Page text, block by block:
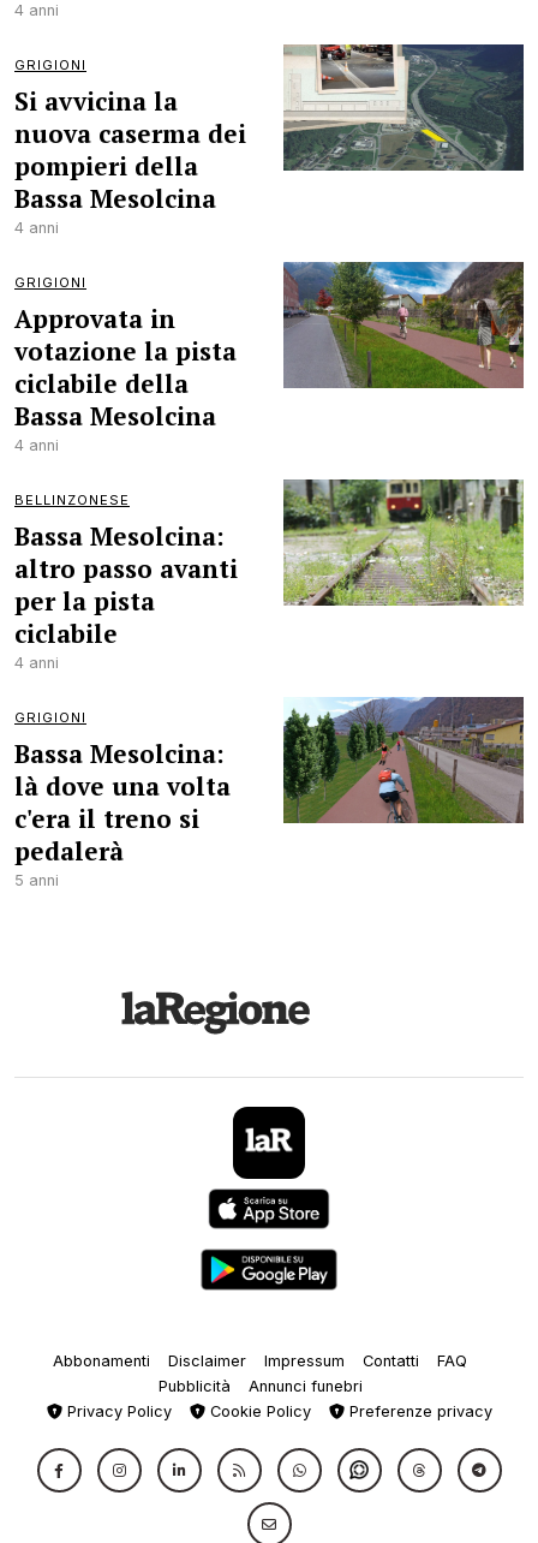
4 anni
GRIGIONI
Si avvicina la
nuova caserma dei
pompieri della
Bassa Mesolcina
4 anni
GRIGIONI
Approvata in
votazione la pista
ciclabile della
Bassa Mesolcina
4 anni
BELLINZONESE
Bassa Mesolcina:
altro passo avanti
per la pista
ciclabile
4 anni
GRIGIONI
Bassa Mesolcina:
là dove una volta
c'era il treno si
pedalerà
5 anni
Abbonamenti Disclaimer Impressum Contatti
FAQ
Pubblicità
Annunci funebri
Privacy Policy
Cookie Policy Preferenze privacy